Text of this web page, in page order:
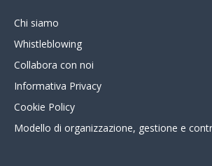
Chi siamo
Whistleblowing
Collabora con noi
Informativa Privacy
Cookie Policy
Modello di organizzazione, gestione e